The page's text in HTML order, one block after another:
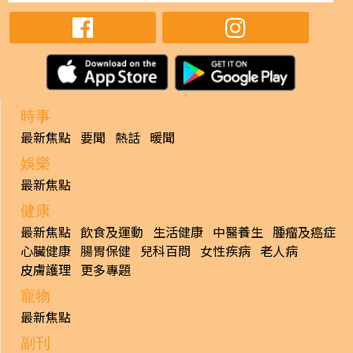
時事
最新焦點 要聞 熱話 暖聞
娛樂
最新焦點
健康
最新焦點 飲食及運動 生活健康 中醫養生 腫瘤及癌症
心臟健康 腸胃保健 兒科百問 女性疾病 老人病
皮膚護理 更多專題
寵物
最新焦點
副刊